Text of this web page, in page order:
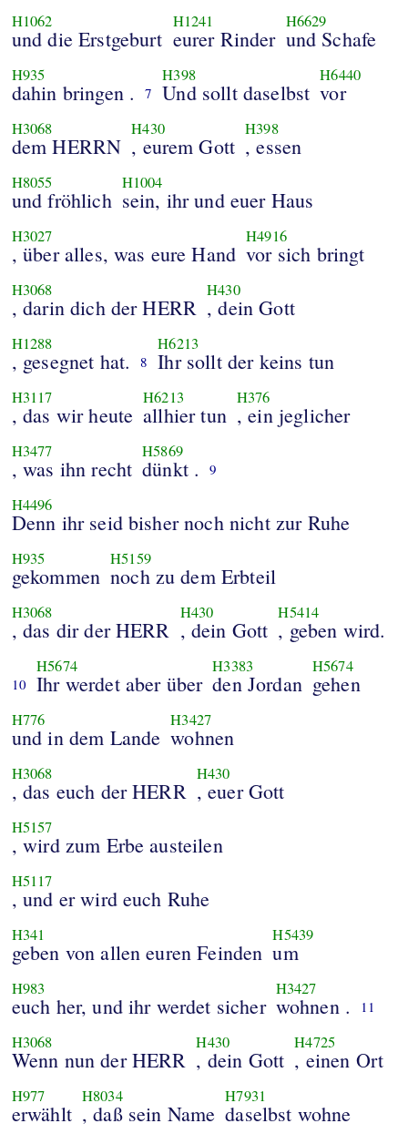
H1062
und die Erstgeburt
H1241
eurer Rinder
H6629
und Schafe
H935
dahin bringen . 7
H398
Und sollt daselbst
H6440
vor
H3068
dem HERRN
H430
, eurem Gott
H398
, essen
H8055
und fröhlich
H1004
sein, ihr und euer Haus
H3027
, über alles, was eure Hand
H4916
vor sich bringt
H3068
, darin dich der HERR
H430
, dein Gott
H1288
, gesegnet hat. 8
H6213
Ihr sollt der keins tun
H3117
, das wir heute
H6213
allhier tun
H376
, ein jeglicher
H3477
, was ihn recht
H5869
dünkt . 9
H4496
Denn ihr seid bisher noch nicht zur Ruhe
H935
gekommen
H5159
noch zu dem Erbteil
H3068
, das dir der HERR
H430
, dein Gott
H5414
, geben wird.
10
H5674
Ihr werdet aber über
H3383
den Jordan
H5674
gehen
H776
und in dem Lande
H3427
wohnen
H3068
, das euch der HERR
H430
, euer Gott
H5157
, wird zum Erbe austeilen
H5117
, und er wird euch Ruhe
H341
geben von allen euren Feinden
H5439
um
H983
euch her, und ihr werdet sicher
H3427
wohnen . 11
H3068
Wenn nun der HERR
H430
, dein Gott
H4725
, einen Ort
H977
erwählt
H8034
, daß sein Name
H7931
daselbst wohne